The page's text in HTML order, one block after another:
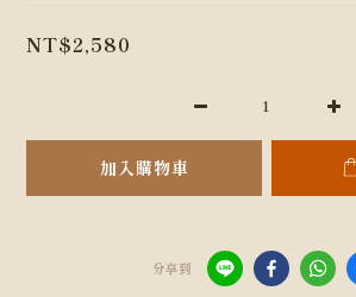
NT$2,580
加入購物車
分享到